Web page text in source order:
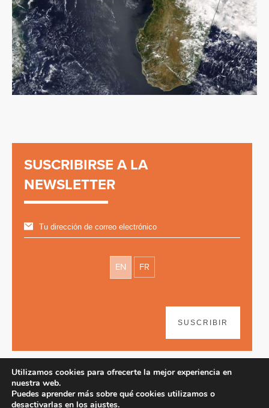
SUSCRIBIRSE A LA
NEWSLETTER
EN FR
SUSCRIBIR
Utilizamos cookies para ofrecerte la mejor experiencia en
nuestra web.
Puedes aprender más sobre qué cookies utilizamos o
desactivarlas en los ajustes.